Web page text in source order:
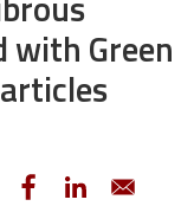
with Green